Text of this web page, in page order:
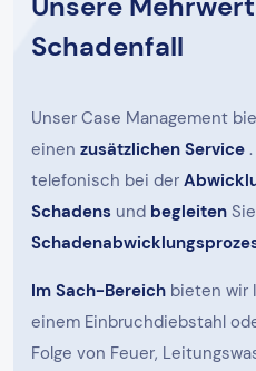
Schadenfall
Unser Case Management
einen zusätzlichen Service
telefonisch bei der
Schadens und begleiten
Im Sach-Bereich bieten wir
einem Einbruchdiebstahl
Folge von Feuer,